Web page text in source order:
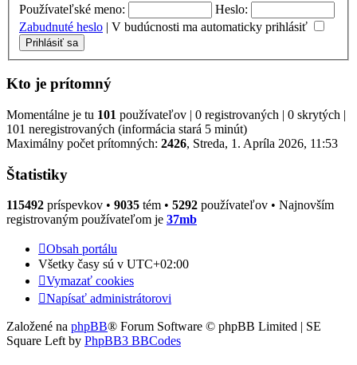
Používateľské meno:
Heslo:
Zabudnuté heslo | V budúcnosti ma automaticky prihlásiť
Kto je prítomný
Momentálne je tu 101 používateľov | 0 registrovaných | 0 skrytých |
101 neregistrovaných (informácia stará 5 minút)
Maximálny počet prítomných: 2426, Streda, 1. Apríla 2026, 11:53
Štatistiky
115492 príspevkov • 9035 tém • 5292 používateľov • Najnovším
registrovaným používateľom je 37mb
Obsah portálu
Všetky časy sú v UTC+02:00
Vymazať cookies
Napísať administrátorovi
Založené na phpBB® Forum Software © phpBB Limited | SE
Square Left by PhpBB3 BBCodes